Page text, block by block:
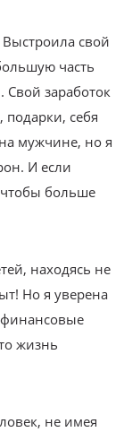
свой
часть
Свой заработок
себя
мужчине, но я
И если
чтобы больше
находясь не
Но я уверена
жизнь
не имея